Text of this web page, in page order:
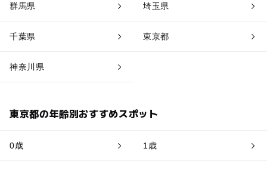
群馬県 埼玉県
千葉県 東京都
神奈川県
東京都の年齢別おすすめスポット
0歳 1歳